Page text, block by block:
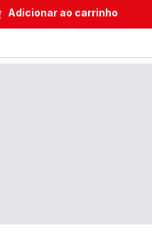
Adicionar ao carrinho